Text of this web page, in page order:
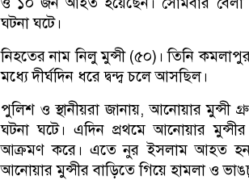
ঘটনা ঘটে।
নিহতের নাম নিলু মুন্সী (৫০)। তিনি
মধ্যে দীর্ঘদিন ধরে দ্বন্দ্ব চলে আসছিল।
পুলিশ ও স্থানীয়রা জানায়, আনোয়ার
ঘটনা ঘটে। এদিন প্রথমে আনোয়ার
আক্রমণ করে। এতে নুর ইসলাম আহত
আনোয়ার মুন্সীর বাড়িতে গিয়ে হামলা ও